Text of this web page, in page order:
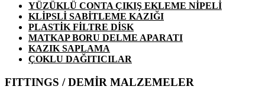
YÜZÜKLÜ CONTA ÇIKIŞ EKLEME NİPELİ
KLİPSLİ SABİTLEME KAZIĞI
PLASTİK FİLTRE DİSK
MATKAP BORU DELME APARATI
KAZIK SAPLAMA
ÇOKLU DAĞITICILAR
FITTINGS / DEMİR MALZEMELER